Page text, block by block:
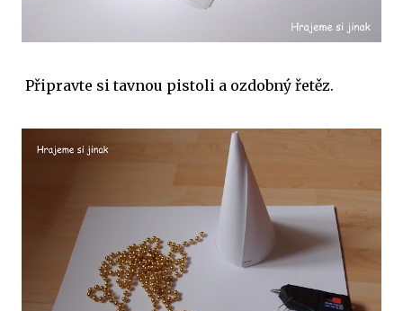
Připravte si tavnou pistoli a ozdobný řetěz.